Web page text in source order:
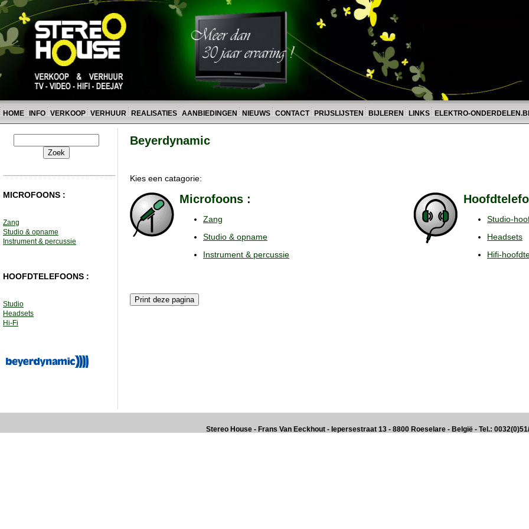
HOME INFO VERKOOP VERHUUR REALISATIES AANBIEDINGEN NIEUWS CONTACT PRIJSLIJSTEN BIJLEREN LINKS ELEKTRO-
MICROFOONS :
Zang
Studio & opname
Instrument & percussie
HOOFDTELEFOONS :
Studio
Headsets
Hi-Fi
Beyerdynamic
Kies een catagorie:
Microfoons :
Zang
Studio & opname
Instrument & percussie
Studio-
Headsets
Hifi-
Stereo House - Frans Van Eeckhout - Iepersestraat 13 - 8800 Roeselare - België - Tel.: